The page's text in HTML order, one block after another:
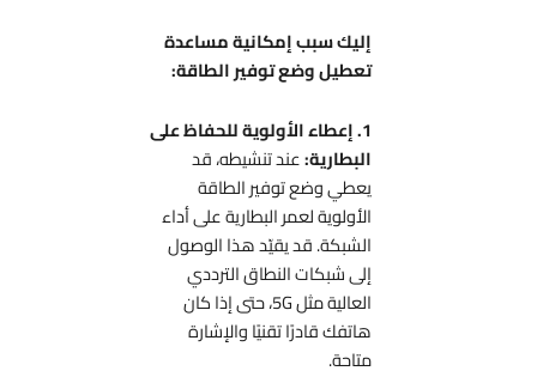
إليك سبب إمكانية مساعدة
تعطيل وضع توفير الطاقة:
1. إعطاء الأولوية للحفاظ على
البطارية:عند تنشيطه، قد
يعطي وضع توفير الطاقة
الأولوية لعمر البطارية على أداء
الشبكة. قد يقيّد هذا الوصول
إلى شبكات النطاق الترددي
العالية مثل 5G، حتى إذا كان
هاتفك قادرًا تقنيًا والإشارة
متاحة.